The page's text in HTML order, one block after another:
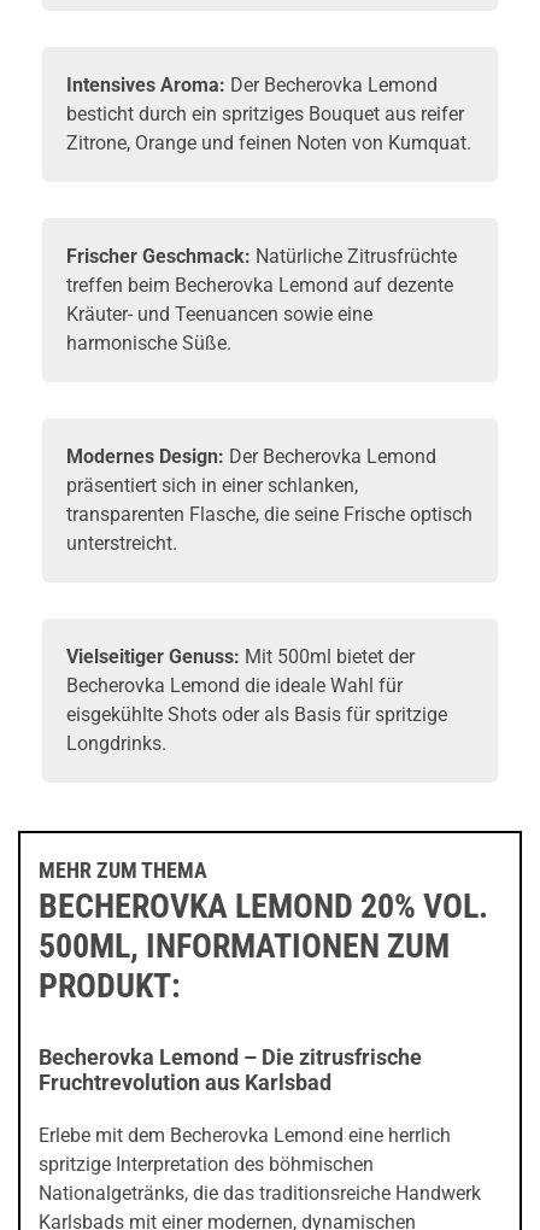
Intensives Aroma: Der Becherovka Lemond
besticht durch ein spritziges Bouquet aus reifer
Zitrone, Orange und feinen Noten von Kumquat.
Frischer Geschmack: Natürliche Zitrusfrüchte
treffen beim Becherovka Lemond auf dezente
Kräuter- und Teenuancen sowie eine
harmonische Süße.
Modernes Design: Der Becherovka Lemond
präsentiert sich in einer schlanken,
transparenten Flasche, die seine Frische optisch
unterstreicht.
Vielseitiger Genuss: Mit 500ml bietet der
Becherovka Lemond die ideale Wahl für
eisgekühlte Shots oder als Basis für spritzige
Longdrinks.
MEHR ZUM THEMA
BECHEROVKA LEMOND 20% VOL.
500ML, INFORMATIONEN ZUM
PRODUKT:
Becherovka Lemond – Die zitrusfrische
Fruchtrevolution aus Karlsbad
Erlebe mit dem Becherovka Lemond eine herrlich
spritzige Interpretation des böhmischen
Nationalgetränks, die das traditionsreiche Handwerk
Karlsbads mit einer modernen, dynamischen